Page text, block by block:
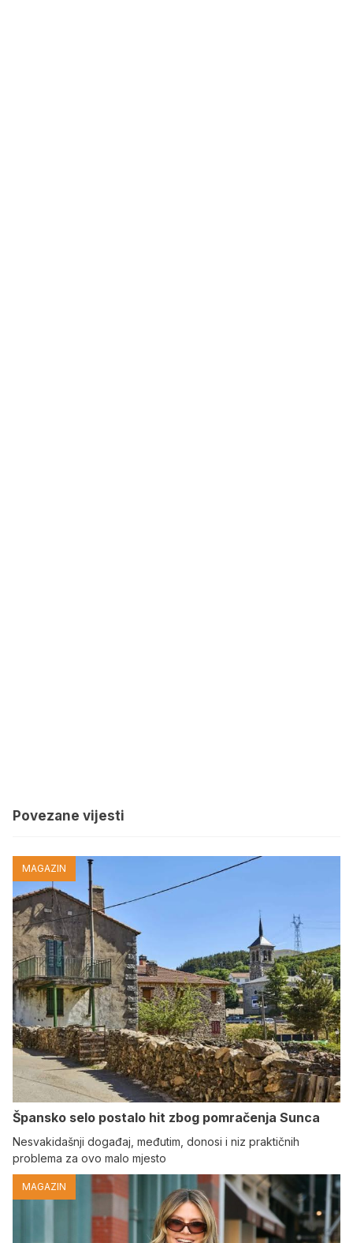
Povezane vijesti
MAGAZIN
Špansko selo postalo hit zbog pomračenja Sunca
Nesvakidašnji događaj, međutim, donosi i niz praktičnih
problema za ovo malo mjesto
MAGAZIN